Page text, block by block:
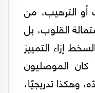
أو الترهيب، من
القلوب، بل
إزاء التمييز
كان الموصليون
وهكذا تدريجيًا،